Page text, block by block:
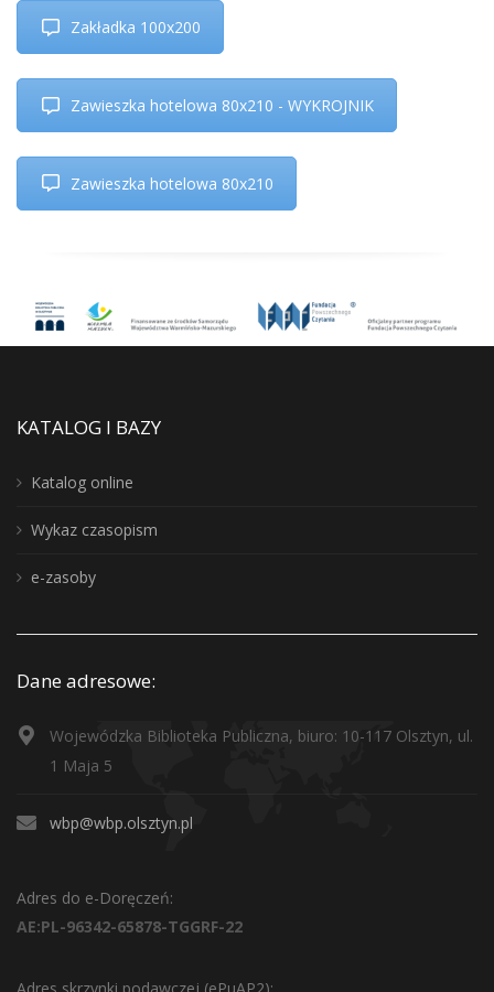
Zakładka 100x200
Zawieszka hotelowa 80x210 - WYKROJNIK
Zawieszka hotelowa 80x210
KATALOG I BAZY
Katalog online
Wykaz czasopism
e-zasoby
Dane adresowe:
Wojewódzka Biblioteka Publiczna, biuro: 10-117 Olsztyn, ul.
1 Maja 5
wbp@wbp.olsztyn.pl
Adres do e-Doręczeń:
AE:PL-96342-65878-TGGRF-22